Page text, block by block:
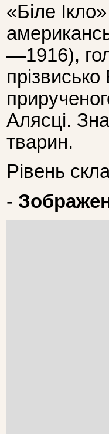
«Біле
—1916),
Алясці.
тварин.
Рівень
-